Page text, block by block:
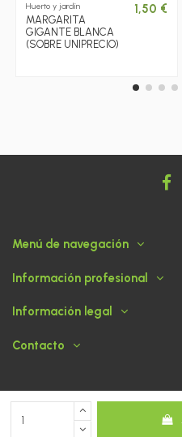
Huerto y jardín
MARGARITA
GIGANTE BLANCA
(SOBRE UNIPRECIO)
1,50 €
Menú de navegación
Información profesional
Información legal
Contacto